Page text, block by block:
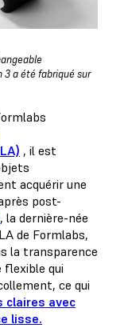
a été fabriqué sur
, il est
acquérir une
post-
, la dernière-née
de Formlabs,
la transparence
flexible qui
ce qui
claires avec
lisse.